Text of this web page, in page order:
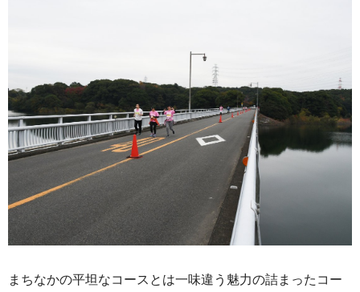
まちなかの平坦なコースとは一味違う魅力の詰まったコー